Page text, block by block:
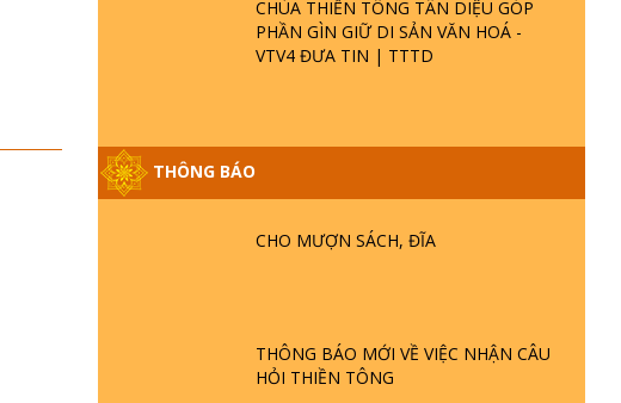
CHÙA THIỀN TÔNG TÂN DIỆU GÓP
PHẦN GÌN GIỮ DI SẢN VĂN HOÁ -
VTV4 ĐƯA TIN | TTTD
THÔNG BÁO
CHO MƯỢN SÁCH, ĐĨA
THÔNG BÁO MỚI VỀ VIỆC NHẬN CÂU
HỎI THIỀN TÔNG
PHẬT KHÔNG NÓI? HỘI LONG HOA LÀ
ĐƯỢC HÌNH THÀNH NHƯ THẾ NÀO?
PHẬT GIỚI CÓ THỜI GIAN KHÔNG? |